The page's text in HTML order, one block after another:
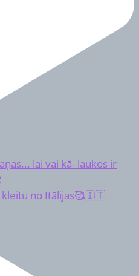
kleitu no Itālijas🥰🇮🇹